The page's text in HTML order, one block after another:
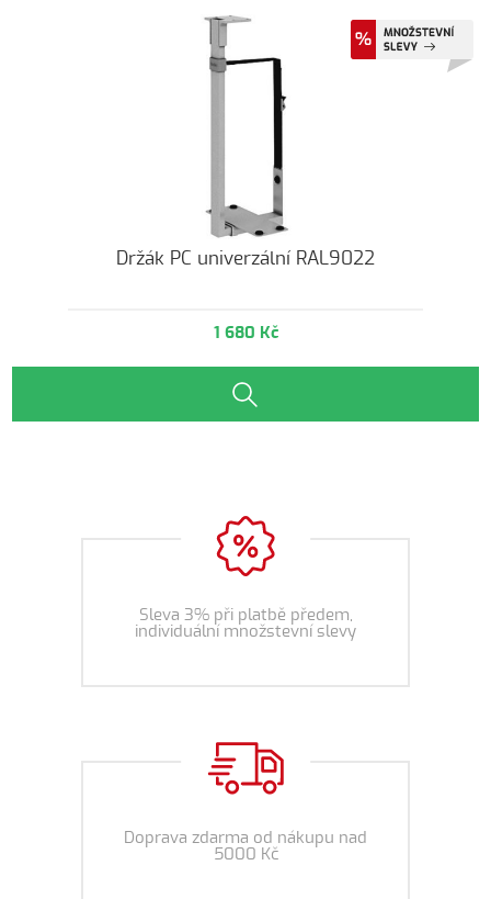
Držák PC univerzální RAL9022
1 680 Kč
Sleva 3% při platbě předem,
individuální množstevní slevy
Doprava zdarma od nákupu nad
5000 Kč